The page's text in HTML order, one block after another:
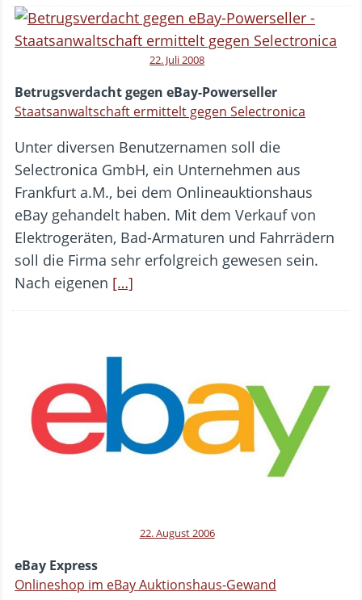
22. Juli 2008
Betrugsverdacht gegen eBay-Powerseller
Staatsanwaltschaft ermittelt gegen Selectronica
Unter diversen Benutzernamen soll die
Selectronica GmbH, ein Unternehmen aus
Frankfurt a.M., bei dem Onlineauktionshaus
eBay gehandelt haben. Mit dem Verkauf von
Elektrogeräten, Bad-Armaturen und Fahrrädern
soll die Firma sehr erfolgreich gewesen sein.
Nach eigenen […]
22. August 2006
eBay Express
Onlineshop im eBay Auktionshaus-Gewand